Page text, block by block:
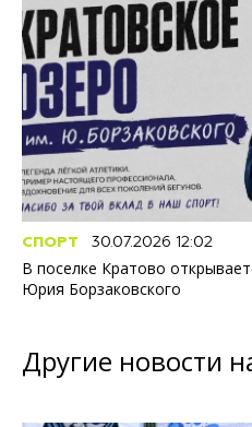
СПОРТ 30.07.2026 12:02
В поселке Кратово
Юрия Борзаковского
Другие новости